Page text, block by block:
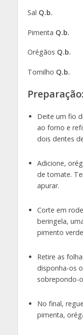
Sal Q.b.
Pimenta Q.b.
Orégãos Q.b.
Tomilho Q.b.
Preparação:
Deite um fio
ao forno e
dois dentes
Adicione,
de tomate.
apurar.
Corte em
beringela,
pimento
Retire as
disponha-os
sobrepondo-
No final,
pimenta,